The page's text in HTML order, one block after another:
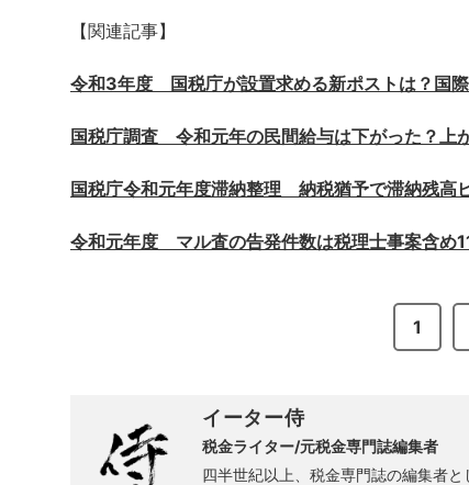
【関連記事】
令和3年度 国税庁が設置求める新ポストは？国
国税庁調査 令和元年の民間給与は下がった？上
国税庁令和元年度滞納整理 納税猶予で滞納残高
令和元年度 マル査の告発件数は税理士事案含め
1
イーター侍
税金ライター/元税金専門誌編集者
四半世紀以上、税金専門誌の編集者